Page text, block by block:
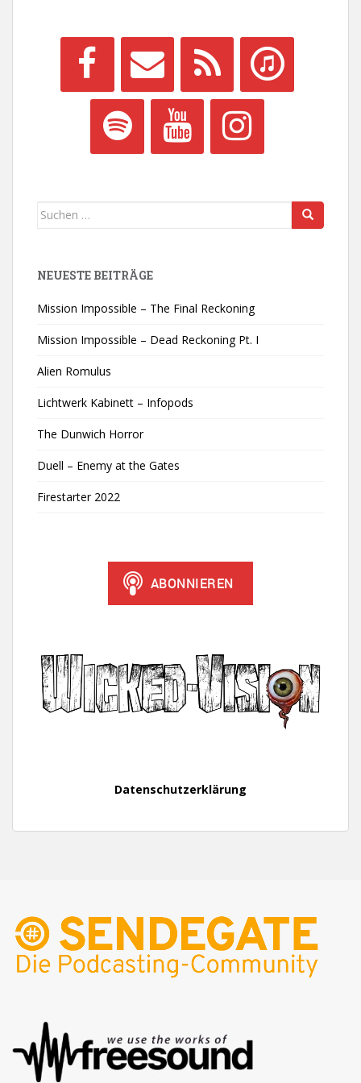
Suchen
NEUESTE BEITRÄGE
Mission Impossible – The Final Reckoning
Mission Impossible – Dead Reckoning Pt. I
Alien Romulus
Lichtwerk Kabinett – Infopods
The Dunwich Horror
Duell – Enemy at the Gates
Firestarter 2022
Datenschutzerklärung